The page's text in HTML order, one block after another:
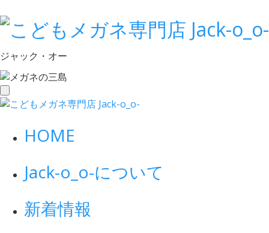
ジャック・オー
toggle
navigation
HOME
Jack-o_o-について
新着情報